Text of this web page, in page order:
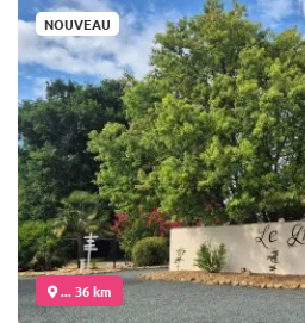
NOUVEAU
... 36 km